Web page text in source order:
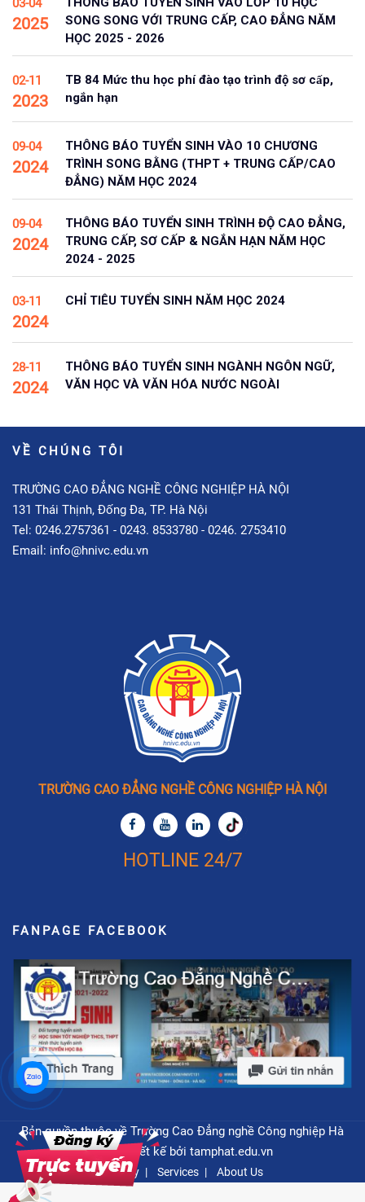
2025
SONG SONG VỚI TRUNG CẤP, CAO ĐẲNG NĂM
HỌC 2025 - 2026
02-11
2023
TB 84 Mức thu học phí đào tạo trình độ sơ cấp,
ngắn hạn
09-04
2024
THÔNG BÁO TUYỂN SINH VÀO 10 CHƯƠNG
TRÌNH SONG BẰNG (THPT + TRUNG CẤP/CAO
ĐẲNG) NĂM HỌC 2024
09-04
2024
THÔNG BÁO TUYỂN SINH TRÌNH ĐỘ CAO ĐẲNG,
TRUNG CẤP, SƠ CẤP & NGẮN HẠN NĂM HỌC
2024 - 2025
03-11
2024
CHỈ TIÊU TUYỂN SINH NĂM HỌC 2024
28-11
2024
THÔNG BÁO TUYỂN SINH NGÀNH NGÔN NGỮ,
VĂN HỌC VÀ VĂN HÓA NƯỚC NGOÀI
VỀ CHÚNG TÔI
TRƯỜNG CAO ĐẲNG NGHỀ CÔNG NGHIỆP HÀ NỘI
131 Thái Thịnh, Đống Đa, TP. Hà Nội
Tel: 0246.2757361 - 0243. 8533780 - 0246. 2753410
Email: info@hnivc.edu.vn
TRƯỜNG CAO ĐẲNG NGHỀ CÔNG NGHIỆP HÀ NỘI
HOTLINE 24/7
FANPAGE FACEBOOK
Bản quyền thuộc về Trường Cao Đẳng nghề Công nghiệp Hà
Nội - Thiết kế bởi tamphat.edu.vn
Privacy Services About Us